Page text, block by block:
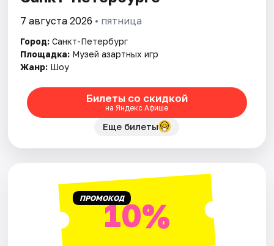
Артисты
Рейтинги
7 августа 2026 • пятница
Город: Санкт-Петербург
Площадка: Музей азартных игр
Жанр: Шоу
Билеты со скидкой
на Яндекс Афише
Еще билеты
ПРОМОКОД10%